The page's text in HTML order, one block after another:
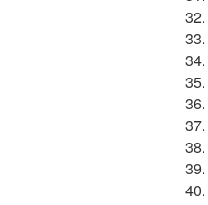
32.
33.
34.
35.
36.
37.
38.
39.
40.